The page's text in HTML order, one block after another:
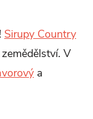
Sirupy Country
V
a